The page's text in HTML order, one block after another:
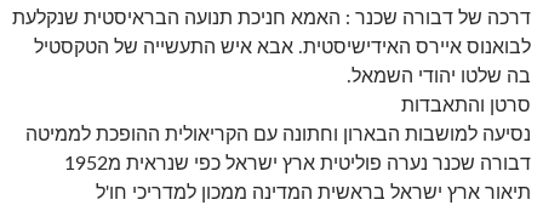
דרכה של דבורה שכנר : האמא חניכת תנועה הבראיסטית שנקלעת
לבואנוס איירס האידישיסטית. אבא איש התעשייה של הטקסטיל
בה שלטו יהודי השמאל.
סרטן והתאבדות
נסיעה למושבות הבארון וחתונה עם הקריאולית ההופכת לממיטה
דבורה שכנר נערה פוליטית ארץ ישראל כפי שנראית מ1952
תיאור ארץ ישראל בראשית המדינה ממכון למדריכי חו'ל